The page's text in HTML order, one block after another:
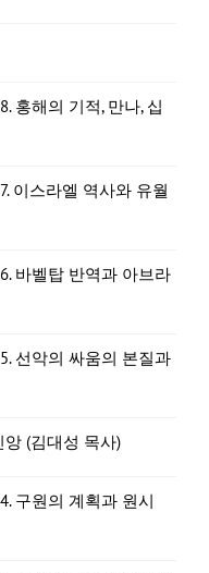
홍해의 기적, 만나, 십
이스라엘 역사와 유월
반역과 아브라
선악의 싸움의 본질과
(김대성 목사)
구원의 계획과 원시